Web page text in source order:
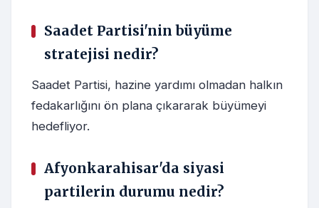
Saadet Partisi'nin büyüme
stratejisi nedir?
Saadet Partisi, hazine yardımı olmadan halkın
fedakarlığını ön plana çıkararak büyümeyi
hedefliyor.
Afyonkarahisar'da siyasi
partilerin durumu nedir?